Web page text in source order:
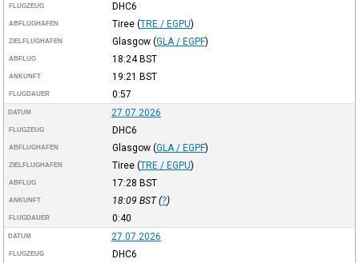
FLUGZEUG DHC6
ABFLUGHAFEN Tiree (TRE / EGPU)
ZIELFLUGHAFEN Glasgow (GLA / EGPF)
ABFLUG 18:24 BST
ANKUNFT 19:21 BST
FLUGDAUER 0:57
DATUM 27.07.2026
FLUGZEUG DHC6
ABFLUGHAFEN Glasgow (GLA / EGPF)
ZIELFLUGHAFEN Tiree (TRE / EGPU)
ABFLUG 17:28 BST
ANKUNFT 18:09 BST(?)
FLUGDAUER 0:40
DATUM 27.07.2026
FLUGZEUG DHC6